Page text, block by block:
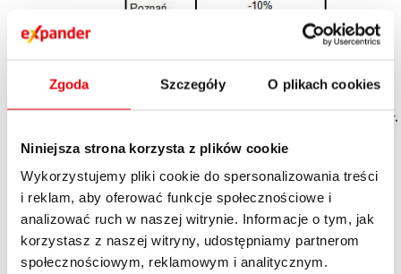
Zgoda Szczegóły O plikach cookies
Niniejsza strona korzysta z plików cookie
Wykorzystujemy pliki cookie do spersonalizowania treści
i reklam, aby oferować funkcje społecznościowe i
analizować ruch w naszej witrynie. Informacje o tym, jak
korzystasz z naszej witryny, udostępniamy partnerom
społecznościowym, reklamowym i analitycznym.